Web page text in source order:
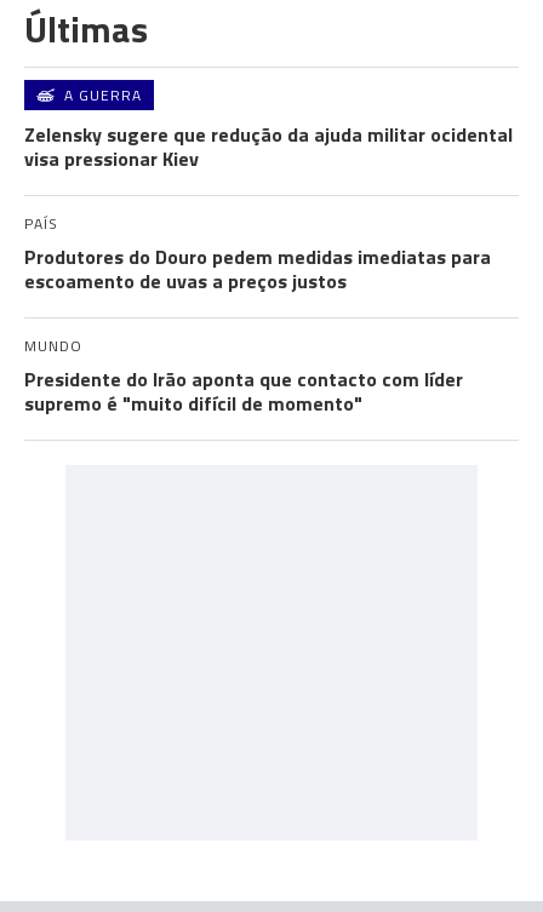
Últimas
A GUERRA
Zelensky sugere que redução da ajuda militar ocidental
visa pressionar Kiev
PAÍS
Produtores do Douro pedem medidas imediatas para
escoamento de uvas a preços justos
MUNDO
Presidente do Irão aponta que contacto com líder
supremo é "muito difícil de momento"